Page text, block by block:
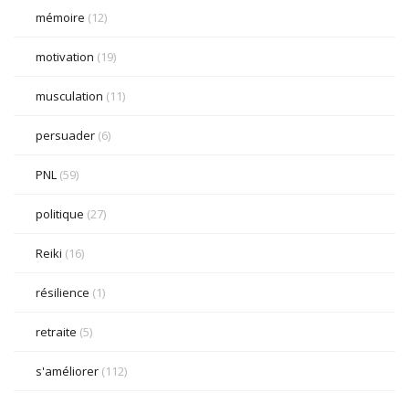
mémoire (12)
motivation (19)
musculation (11)
persuader (6)
PNL (59)
politique (27)
Reiki (16)
résilience (1)
retraite (5)
s'améliorer (112)